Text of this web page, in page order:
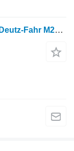
Engranaje para caja de cambios para Deutz-Fahr M2680 cosechadora de cereales